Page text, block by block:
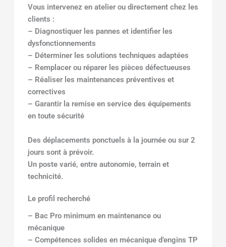
Vous intervenez en atelier ou directement chez les
clients :
– Diagnostiquer les pannes et identifier les
dysfonctionnements
– Déterminer les solutions techniques adaptées
– Remplacer ou réparer les pièces défectueuses
– Réaliser les maintenances préventives et
correctives
– Garantir la remise en service des équipements
en toute sécurité
Des déplacements ponctuels à la journée ou sur 2
jours sont à prévoir.
Un poste varié, entre autonomie, terrain et
technicité.
Le profil recherché
– Bac Pro minimum en maintenance ou
mécanique
– Compétences solides en mécanique d’engins TP